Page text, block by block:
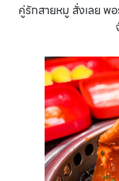
คู่รักสายหมู สั่งเลย พ